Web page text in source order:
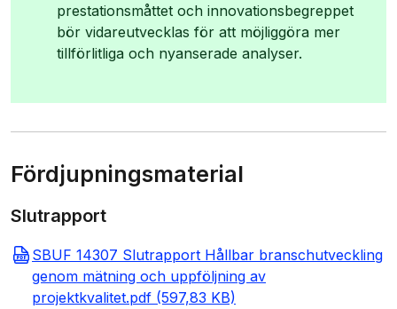
prestationsmåttet och innovationsbegreppet
bör vidareutvecklas för att möjliggöra mer
tillförlitliga och nyanserade analyser.
Fördjupningsmaterial
Slutrapport
SBUF 14307 Slutrapport Hållbar branschutveckling
genom mätning och uppföljning av
projektkvalitet.pdf (597,83 KB)